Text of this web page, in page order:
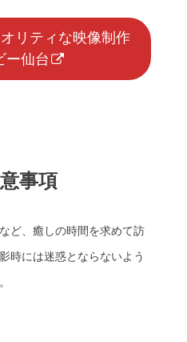
リティな映像制作
ー仙台
事項
ど、癒しの時間を求めて訪
時には迷惑とならないよう